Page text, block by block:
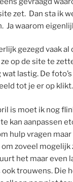
zet. Dan sta ik
Ja waarom
gezegd vaak
op de site te
lastig. De
tot je er op klikt.
is moet ik nog
kan aanpassen
hulp vragen
zoveel mogelijk
het maar even
trouwens. Die